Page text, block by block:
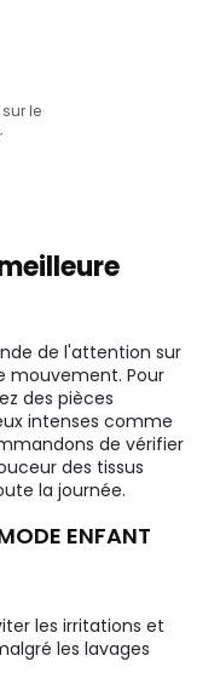
le
de l'attention sur
mouvement. Pour
des pièces
intenses comme
de vérifier
des tissus
la journée.
ENFANT
les irritations et
les lavages